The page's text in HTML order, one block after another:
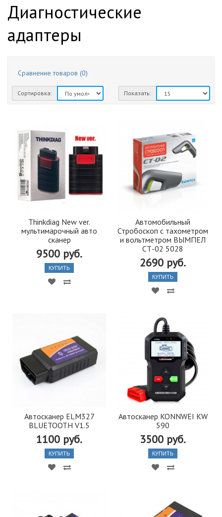
Диагностические
адаптеры
Сравнение товаров (0)
Сортировка: Показать:
Thinkdiag New ver.
мультимарочный авто
сканер
9500 руб.
КУПИТЬ
Автомобильный
Стробоскоп с тахометром
и вольтметром ВЫМПЕЛ
СТ-02 5028
2690 руб.
КУПИТЬ
Автосканер ELM327
BLUETOOTH V1.5
1100 руб.
КУПИТЬ
Автосканер KONNWEI KW
590
3500 руб.
КУПИТЬ